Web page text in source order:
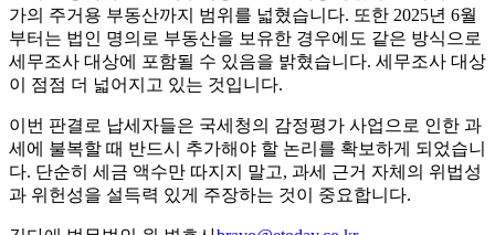
가의 주거용 부동산까지 범위를 넓혔습니다. 또한 2025년 6월
부터는 법인 명의로 부동산을 보유한 경우에도 같은 방식으로
세무조사 대상에 포함될 수 있음을 밝혔습니다. 세무조사 대상
이 점점 더 넓어지고 있는 것입니다.
이번 판결로 납세자들은 국세청의 감정평가 사업으로 인한 과
세에 불복할 때 반드시 추가해야 할 논리를 확보하게 되었습니
다. 단순히 세금 액수만 따지지 말고, 과세 근거 자체의 위법성
과 위헌성을 설득력 있게 주장하는 것이 중요합니다.